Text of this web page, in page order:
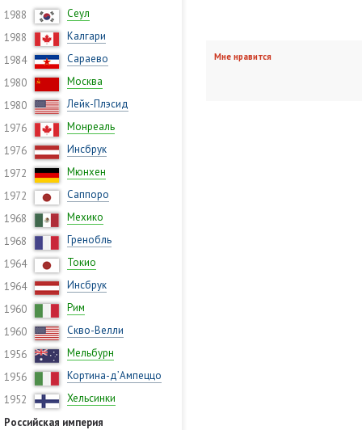
1988
Сеул
1988
Калгари
1984
Сараево
1980
Москва
1980
Лейк-Плэсид
1976
Монреаль
1976
Инсбрук
1972
Мюнхен
1972
Саппоро
1968
Мехико
1968
Гренобль
1964
Токио
1964
Инсбрук
1960
Рим
1960
Скво-Велли
1956
Мельбурн
1956
Кортина-д’Ампеццо
1952
Хельсинки
Российская империя
Мне нравится